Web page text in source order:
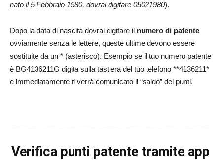
nato il 5 Febbraio 1980, dovrai digitare 05021980).
Dopo la data di nascita dovrai digitare il numero di patente
ovviamente senza le lettere, queste ultime devono essere
sostituite da un * (asterisco). Esempio se il tuo numero patente
è BG4136211G digita sulla tastiera del tuo telefono **4136211*
e immediatamente ti verrà comunicato il “saldo” dei punti.
Verifica punti patente tramite app